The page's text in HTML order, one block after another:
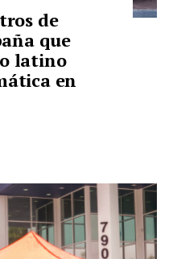
de
que
latino
en